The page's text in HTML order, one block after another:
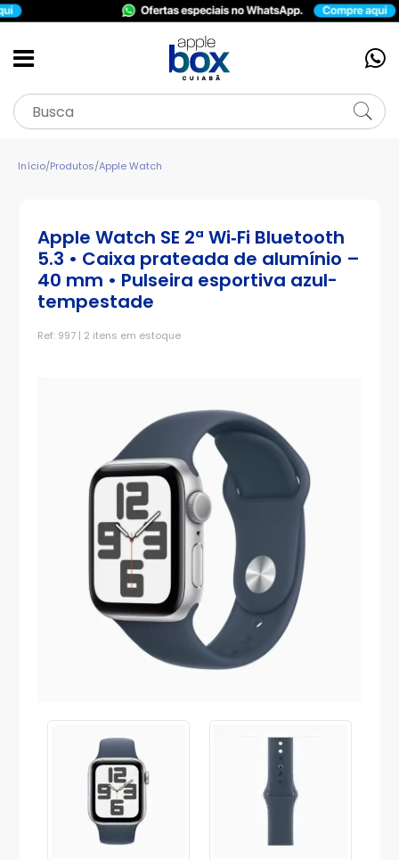
Início/Produtos/Apple Watch
Apple Watch SE 2ª Wi‑Fi Bluetooth
5.3 • Caixa prateada de alumínio –
40 mm • Pulseira esportiva azul-
tempestade
Ref: 997 | 2 itens em estoque